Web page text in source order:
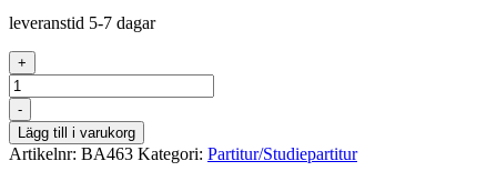
leveranstid 5-7 dagar
+
Antal
-
Lägg till i varukorg
Artikelnr: BA463 Kategori: Partitur/Studiepartitur